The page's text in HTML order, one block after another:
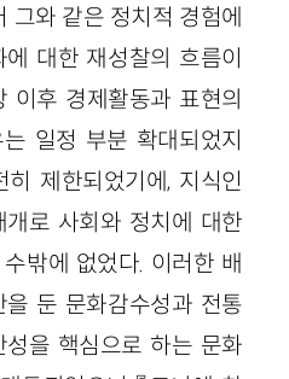
그와 같은 정치적 경험에
대한 재성찰의 흐름이
이후 경제활동과 표현의
일정 부분 확대되었지
제한되었기에, 지식인
로 사회와 정치에 대한
밖에 없었다. 이러한 배
둔 문화감수성과 전통
을 핵심으로 하는 문화